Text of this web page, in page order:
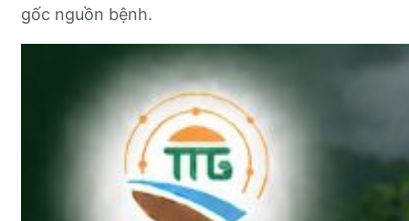
gốc nguồn bệnh.